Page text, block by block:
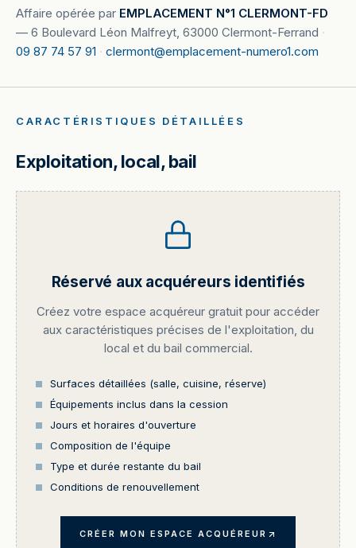
Affaire opérée par EMPLACEMENT N°1 CLERMONT-FD
— 6 Boulevard Léon Malfreyt, 63000 Clermont-Ferrand ·
09 87 74 57 91 · clermont@emplacement-numero1.com
CARACTÉRISTIQUES DÉTAILLÉES
Exploitation, local, bail
Réservé aux acquéreurs identifiés
Créez votre espace acquéreur gratuit pour accéder
aux caractéristiques précises de l'exploitation, du
local et du bail commercial.
Surfaces détaillées (salle, cuisine, réserve)
Équipements inclus dans la cession
Jours et horaires d'ouverture
Composition de l'équipe
Type et durée restante du bail
Conditions de renouvellement
CRÉER MON ESPACE ACQUÉREUR